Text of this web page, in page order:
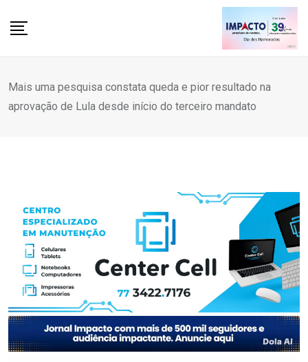
Mais uma pesquisa constata queda e pior resultado na
aprovação de Lula desde início do terceiro mandato